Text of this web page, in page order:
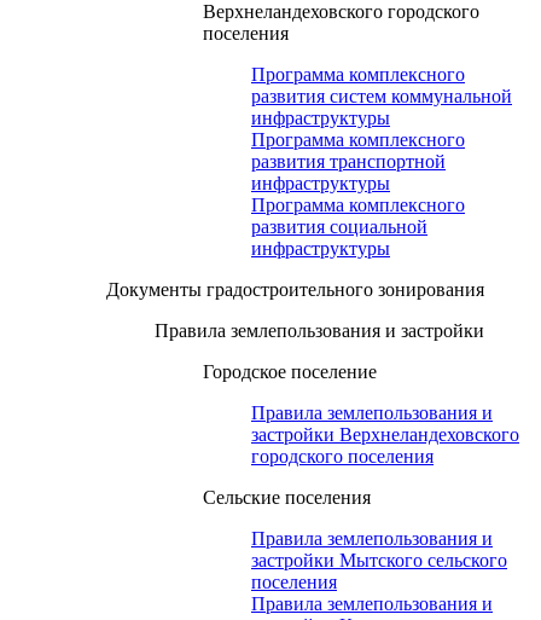
Верхнеландеховского городского
поселения
Программа комплексного
развития систем коммунальной
инфраструктуры
Программа комплексного
развития транспортной
инфраструктуры
Программа комплексного
развития социальной
инфраструктуры
Документы градостроительного зонирования
Правила землепользования и застройки
Городское поселение
Правила землепользования и
застройки Верхнеландеховского
городского поселения
Сельские поселения
Правила землепользования и
застройки Мытского сельского
поселения
Правила землепользования и